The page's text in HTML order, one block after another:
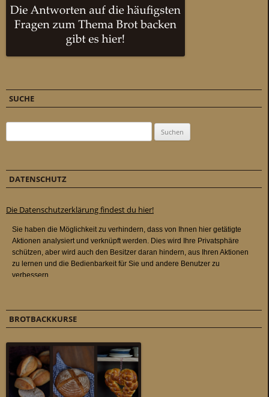
SUCHE
DATENSCHUTZ
Die Datenschutzerklärung findest du hier!
BROTBACKKURSE